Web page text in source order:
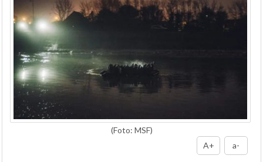
(Foto: MSF)
A+
a-